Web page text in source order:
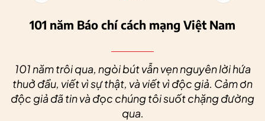
101 năm Báo chí cách mạng Việt Nam
101 năm trôi qua, ngòi bút vẫn vẹn nguyên lời hứa
thuở đầu, viết vì sự thật, và viết vì độc giả. Cảm ơn
độc giả đã tin và đọc chúng tôi suốt chặng đường
qua.